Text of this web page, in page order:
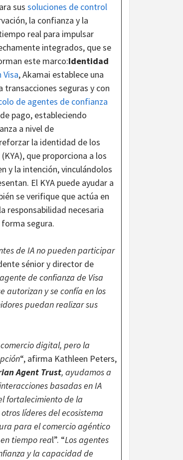
sus soluciones de control
la confianza y la
real para impulsar
integrados, que se
este marco:Identidad
, Akamai establece una
seguras y con
de agentes de confianza
pago, estableciendo
a nivel de
la identidad de los
(KYA), que proporciona a los
y la intención, vinculándolos
El KYA puede ayudar a
se verifique que actúa en
responsabilidad necesaria
segura.
de IA no pueden participar
sénior y director de
de confianza de Visa
autorizan y se confía en los
puedan realizar sus
digital, pero la
“, afirma Kathleen Peters,
Agent Trust, ayudamos a
basadas en IA
fortalecimiento de la
líderes del ecosistema
para el comercio agéntico
tiempo real”. “Los agentes
y la capacidad de